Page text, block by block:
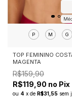
P M G
TOP FEMININO
MAGENTA
R$159,90
R$119,90 no Pix
ou 4 x de R$31,55 sem